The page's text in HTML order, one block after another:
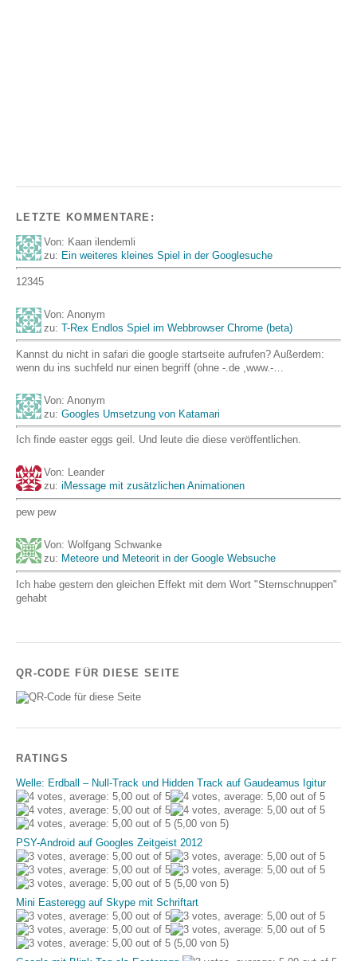
LETZTE KOMMENTARE:
Von: Kaan ilendemli
zu: Ein weiteres kleines Spiel in der Googlesuche
12345
Von: Anonym
zu: T-Rex Endlos Spiel im Webbrowser Chrome (beta)
Kannst du nicht in safari die google startseite aufrufen? Außerdem:
wenn du ins suchfeld nur einen begriff (ohne -.de ,www.-…
Von: Anonym
zu: Googles Umsetzung von Katamari
Ich finde easter eggs geil. Und leute die diese veröffentlichen.
Von: Leander
zu: iMessage mit zusätzlichen Animationen
pew pew
Von: Wolfgang Schwanke
zu: Meteore und Meteorit in der Google Websuche
Ich habe gestern den gleichen Effekt mit dem Wort "Sternschnuppen"
gehabt
QR-CODE FÜR DIESE SEITE
RATINGS
Welle: Erdball – Null-Track und Hidden Track auf Gaudeamus Igitur
(5,00 von 5)
PSY-Android auf Googles Zeitgeist 2012
(5,00 von 5)
Mini Easteregg auf Skype mit Schriftart
(5,00 von 5)